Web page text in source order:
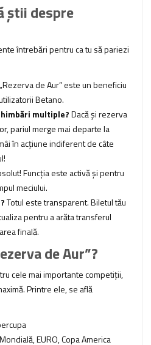
știi despre
întrebări pentru ca tu să pariezi
„Rezerva de Aur” este un beneficiu
Betano.
multiple?Dacă și rezerva
pariul merge mai departe la
în acțiune indiferent de câte
Funcția este activă și pentru
meciului.
Totul este transparent. Biletul tău
pentru a arăta transferul
finală.
de Aur”?
cele mai importante competiții,
Printre ele, se află
EURO, Copa America